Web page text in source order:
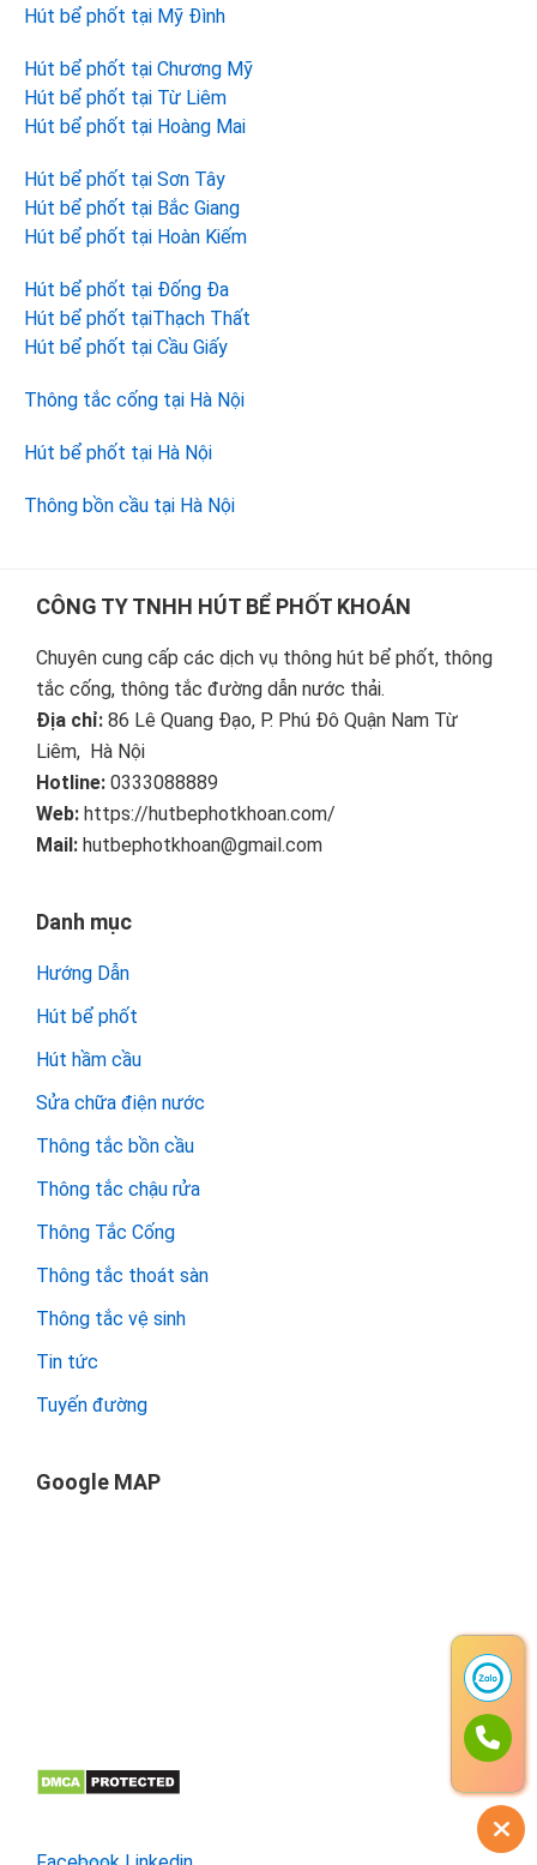
Hút bể phốt tại Mỹ Đình
Hút bể phốt tại Chương Mỹ
Hút bể phốt tại Từ Liêm
Hút bể phốt tại Hoàng Mai
Hút bể phốt tại Sơn Tây
Hút bể phốt tại Bắc Giang
Hút bể phốt tại Hoàn Kiếm
Hút bể phốt tại Đống Đa
Hút bể phốt tạiThạch Thất
Hút bể phốt tại Cầu Giấy
Thông tắc cống tại Hà Nội
Hút bể phốt tại Hà Nội
Thông bồn cầu tại Hà Nội
Footer
CÔNG TY TNHH HÚT BỂ PHỐT KHOÁN
Chuyên cung cấp các dịch vụ thông hút bể phốt, thông
tắc cống, thông tắc đường dẫn nước thải.
Địa chỉ: 86 Lê Quang Đạo, P. Phú Đô Quận Nam Từ
Liêm, Hà Nội
Hotline: 0333088889
Web: https://hutbephotkhoan.com/
Mail: hutbephotkhoan@gmail.com
Danh mục
Hướng Dẫn
Hút bể phốt
Hút hầm cầu
Sửa chữa điện nước
Thông tắc bồn cầu
Thông tắc chậu rửa
Thông Tắc Cống
Thông tắc thoát sàn
Thông tắc vệ sinh
Tin tức
Tuyến đường
Google MAP